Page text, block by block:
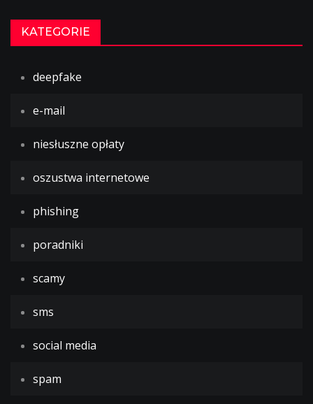
KATEGORIE
deepfake
e-mail
niesłuszne opłaty
oszustwa internetowe
phishing
poradniki
scamy
sms
social media
spam